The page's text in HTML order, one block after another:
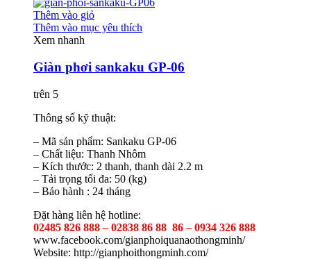
Thêm vào giỏ
Thêm vào mục yêu thích
Xem nhanh
Giàn phơi sankaku GP-06
trên 5
Thông số kỹ thuật:
– Mã sản phẩm: Sankaku GP-06
– Chất liệu: Thanh Nhôm
– Kích thước: 2 thanh, thanh dài 2.2 m
– Tải trọng tối đa: 50 (kg)
– Bảo hành : 24 tháng
Đặt hàng liên hệ hotline:
02485 826 888 – 02838 86 88 86 – 0934 326 888
www.facebook.com/gianphoiquanaothongminh/
Website: http://gianphoithongminh.com/